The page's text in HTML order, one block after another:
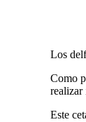
Los
Como
realizar
Este